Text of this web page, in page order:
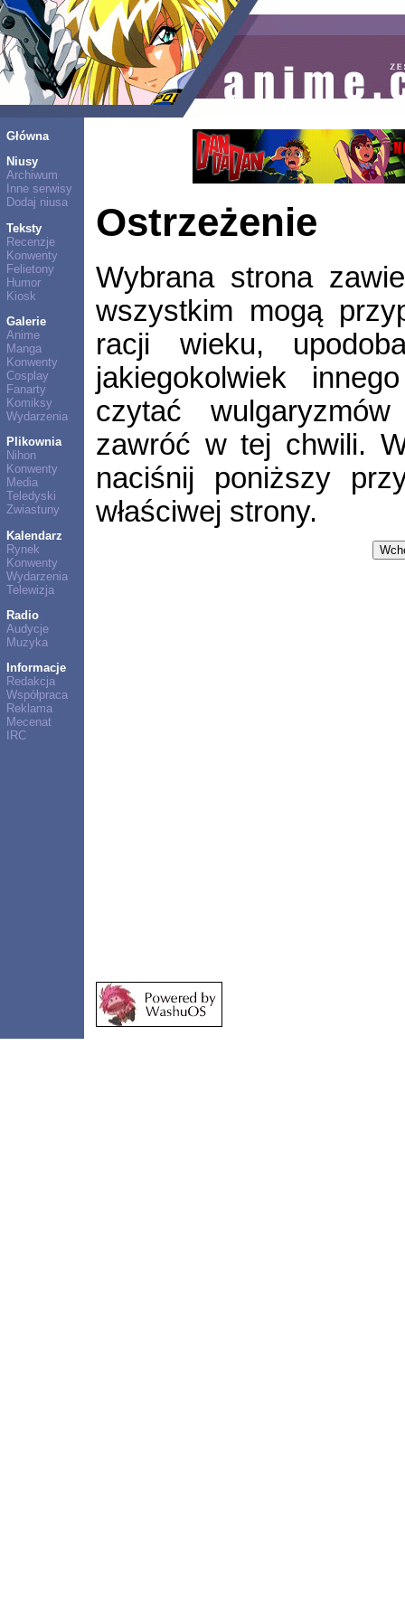
Główna
Niusy
Archiwum
Inne serwisy
Dodaj niusa
Teksty
Recenzje
Konwenty
Felietony
Humor
Kiosk
Galerie
Anime
Manga
Konwenty
Cosplay
Fanarty
Komiksy
Wydarzenia
Plikownia
Nihon
Konwenty
Media
Teledyski
Zwiastuny
Kalendarz
Rynek
Konwenty
Wydarzenia
Telewizja
Radio
Audycje
Muzyka
Informacje
Redakcja
Współpraca
Reklama
Mecenat
IRC
Ostrzeżenie
Wybrana strona
wszystkim mogą
racji wieku,
jakiegokolwiek
czytać
zawróć w tej chwili.
naciśnij poniższy
właściwej strony.